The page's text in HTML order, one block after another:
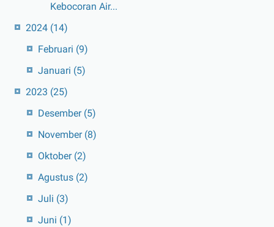
Kebocoran Air...
2024 (14)
Februari (9)
Januari (5)
2023 (25)
Desember (5)
November (8)
Oktober (2)
Agustus (2)
Juli (3)
Juni (1)